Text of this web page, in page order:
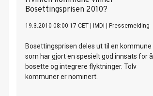
Bosettingsprisen 2010?
19.3.2010 08:00:17 CET IMDi Pressemelding
Bosettingsprisen deles ut til en kommune
som har gjort en spesielt god innsats for å
bosette og integrere flyktninger. Tolv
kommuner er nominert.